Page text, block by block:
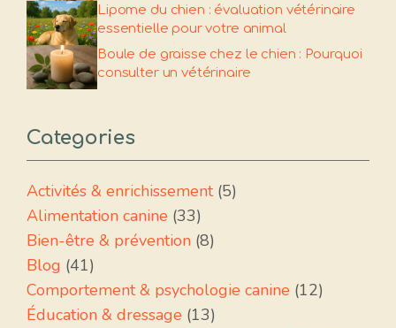
Lipome du chien : évaluation vétérinaire
essentielle pour votre animal
Boule de graisse chez le chien : Pourquoi
consulter un vétérinaire
Categories
Activités & enrichissement(5)
Alimentation canine (33)
Bien-être & prévention (8)
Blog (41)
Comportement & psychologie canine (12)
Éducation & dressage (13)